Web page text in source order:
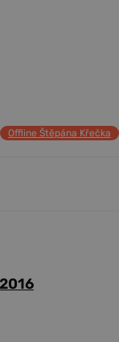
Offline Štěpána Křečka